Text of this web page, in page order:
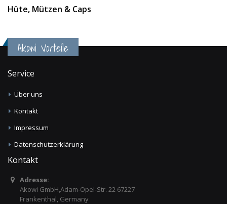
Hüte, Mützen & Caps
Akowi Vorteile
Service
Über uns
Kontakt
Impressum
Datenschutzerklärung
Kontakt
Adresse:
Akowi GmbH,Adam-Opel-Str. 22 67227
Frankenthal, Germany